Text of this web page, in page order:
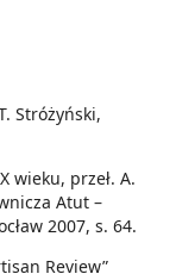
Stróżyński,
wieku, przeł. A.
Atut –
2007, s. 64.
Review”